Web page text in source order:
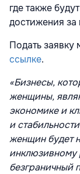
где также
достижения
Подать
ссылке.
«Бизнесы,
женщины,
экономике и
и
женщин будет
инклюзивному
безграничный